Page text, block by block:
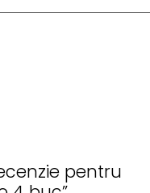
pentru